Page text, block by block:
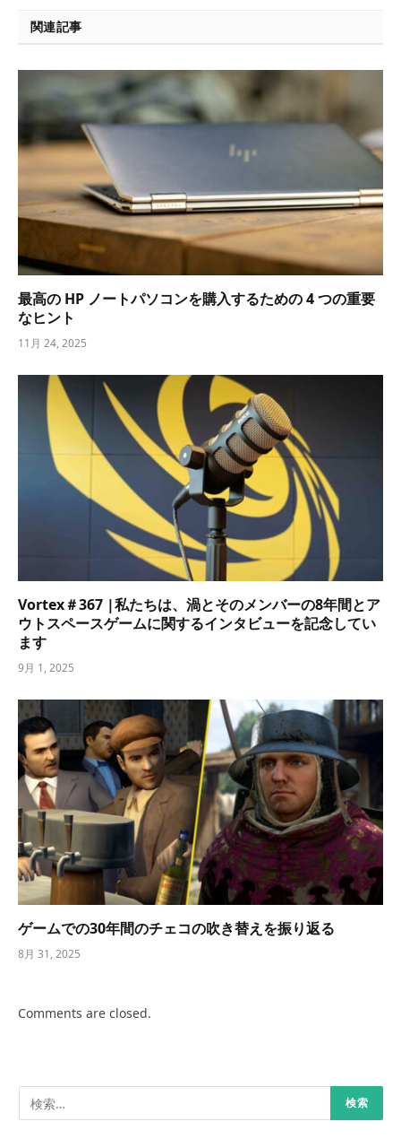
関連記事
最高の HP ノートパソコンを購入するための 4 つの重要
なヒント
11月 24, 2025
Vortex＃367 |私たちは、渦とそのメンバーの8年間とア
ウトスペースゲームに関するインタビューを記念してい
ます
9月 1, 2025
ゲームでの30年間のチェコの吹き替えを振り返る
8月 31, 2025
Comments are closed.